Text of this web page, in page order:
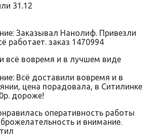
31.12
Заказывал Нанолиф. Привезли
работает. заказ 1470994
всё вовремя и в лучшем виде
Всё доставили вовремя и в
цена порадовала, в Ситилинке
дороже!
оперативность работы
и внимание.